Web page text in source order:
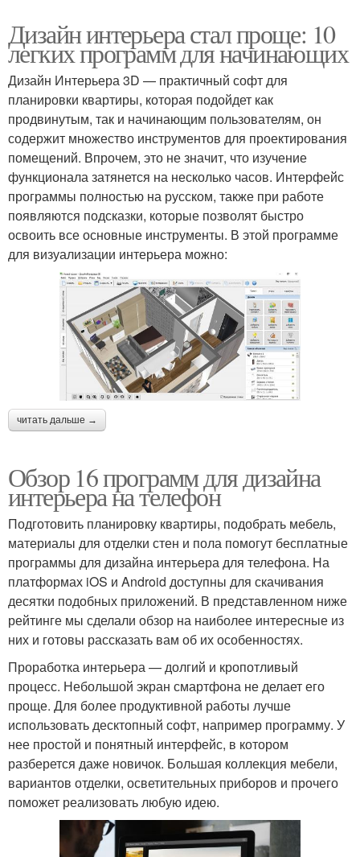
Дизайн интерьера стал проще: 10
легких программ для начинающих
Дизайн Интерьера 3D — практичный софт для
планировки квартиры, которая подойдет как
продвинутым, так и начинающим пользователям, он
содержит множество инструментов для проектирования
помещений. Впрочем, это не значит, что изучение
функционала затянется на несколько часов. Интерфейс
программы полностью на русском, также при работе
появляются подсказки, которые позволят быстро
освоить все основные инструменты. В этой программе
для визуализации интерьера можно:
читать дальше →
Обзор 16 программ для дизайна
интерьера на телефон
Подготовить планировку квартиры, подобрать мебель,
материалы для отделки стен и пола помогут бесплатные
программы для дизайна интерьера для телефона. На
платформах iOS и Android доступны для скачивания
десятки подобных приложений. В представленном ниже
рейтинге мы сделали обзор на наиболее интересные из
них и готовы рассказать вам об их особенностях.
Проработка интерьера — долгий и кропотливый
процесс. Небольшой экран смартфона не делает его
проще. Для более продуктивной работы лучше
использовать десктопный софт, например программу. У
нее простой и понятный интерфейс, в котором
разберется даже новичок. Большая коллекция мебели,
вариантов отделки, осветительных приборов и прочего
поможет реализовать любую идею.